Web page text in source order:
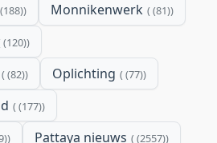
(188) Monnikenwerk (81)
(120)
(82) Oplichting (77)
(177)
Pattaya nieuws (2557)